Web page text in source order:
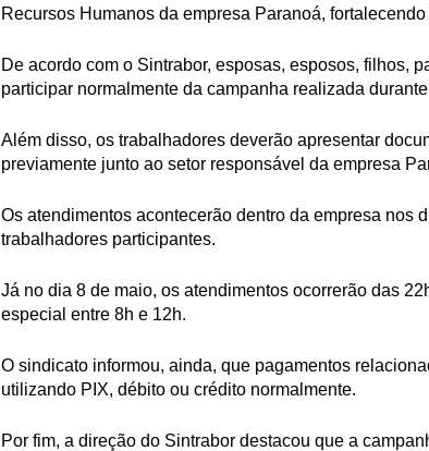
Recursos Humanos da empresa Paranoá,
De acordo com o Sintrabor, esposas, esposos, filhos,
participar normalmente da campanha realizada
Além disso, os trabalhadores deverão apresentar
previamente junto ao setor responsável da empresa
Os atendimentos acontecerão dentro da empresa nos
trabalhadores participantes.
Já no dia 8 de maio, os atendimentos ocorrerão das
especial entre 8h e 12h.
O sindicato informou, ainda, que pagamentos
utilizando PIX, débito ou crédito normalmente.
Por fim, a direção do Sintrabor destacou que a